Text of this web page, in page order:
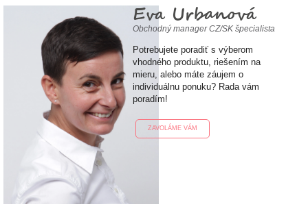
Eva Urbanová
Obchodný manager CZ/SK špecialista
Potrebujete poradiť s výberom
vhodného produktu, riešením na
mieru, alebo máte záujem o
individuálnu ponuku? Rada vám
poradím!
ZAVOLÁME VÁM